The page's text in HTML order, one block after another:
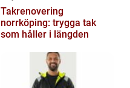
Takrenovering
norrköping: trygga tak
som håller i längden